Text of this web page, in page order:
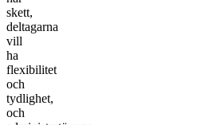
skett,
deltagarna
vill
ha
flexibilitet
och
tydlighet,
och